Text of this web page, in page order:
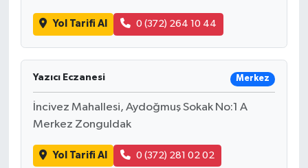
Yol Tarifi Al 0 (372) 264 10 44
Yazıcı Eczanesi Merkez
İncivez Mahallesi, Aydoğmuş Sokak No:1 A
Merkez Zonguldak
Yol Tarifi Al 0 (372) 281 02 02